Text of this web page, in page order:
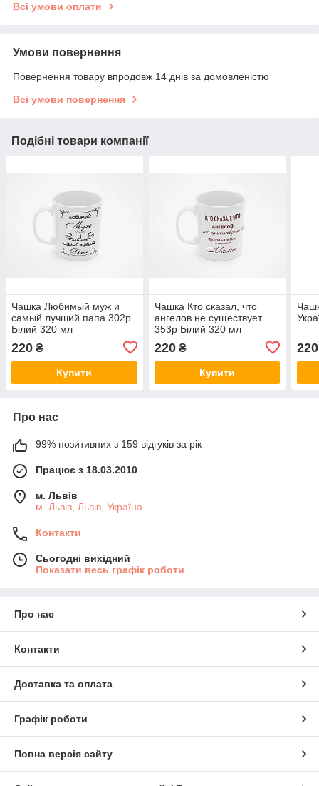
Всі умови оплати
Умови повернення
Повернення товару впродовж 14 днів за домовленістю
Всі умови повернення
Подібні товари компанії
Чашка Любимый муж и
самый лучший папа 302р
Білий 320 мл
220 ₴
Купити
Чашка Кто сказал, что
ангелов не существует
353р Білий 320 мл
220₴
Купити
220
Про нас
99% позитивних з 159 відгуків за рік
Працює з 18.03.2010
м. Львів
м. Львів, Львів, Україна
Контакти
Сьогодні вихідний
Показати весь графік роботи
Про нас
Контакти
Доставка та оплата
Графік роботи
Повна версія сайту